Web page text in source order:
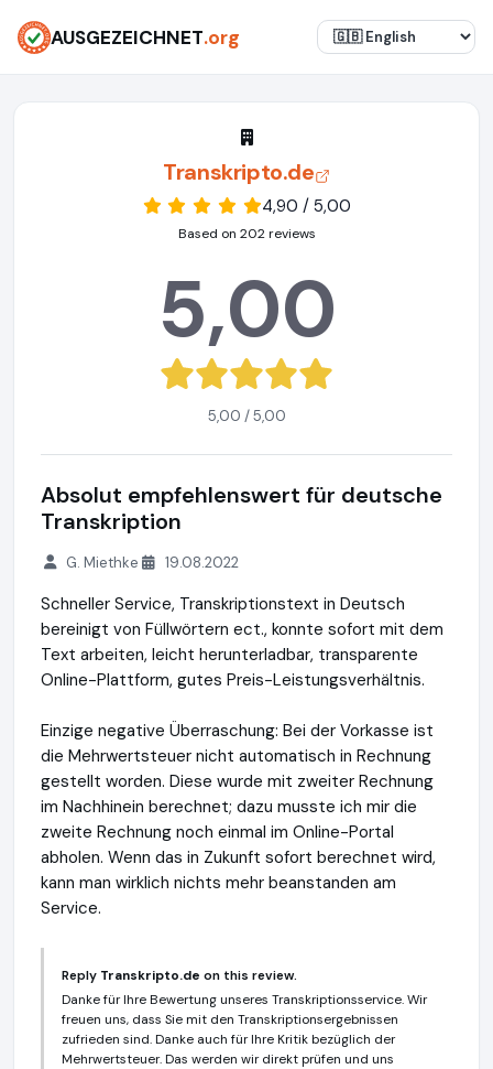
AUSGEZEICHNET.org
Transkripto.de
4,90 / 5,00
Based on 202 reviews
5,00
5,00 / 5,00
Absolut empfehlenswert für deutsche
Transkription
G. Miethke 19.08.2022
Schneller Service, Transkriptionstext in Deutsch
bereinigt von Füllwörtern ect., konnte sofort mit dem
Text arbeiten, leicht herunterladbar, transparente
Online-Plattform, gutes Preis-Leistungsverhältnis.
Einzige negative Überraschung: Bei der Vorkasse ist
die Mehrwertsteuer nicht automatisch in Rechnung
gestellt worden. Diese wurde mit zweiter Rechnung
im Nachhinein berechnet; dazu musste ich mir die
zweite Rechnung noch einmal im Online-Portal
abholen. Wenn das in Zukunft sofort berechnet wird,
kann man wirklich nichts mehr beanstanden am
Service.
Reply Transkripto.de on this review.
Danke für Ihre Bewertung unseres Transkriptionsservice. Wir
freuen uns, dass Sie mit den Transkriptionsergebnissen
zufrieden sind. Danke auch für Ihre Kritik bezüglich der
Mehrwertsteuer. Das werden wir direkt prüfen und uns